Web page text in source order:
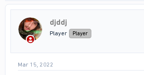
d
t
a
r
r
d
e
djddj
Player Player
Mar 15, 2022